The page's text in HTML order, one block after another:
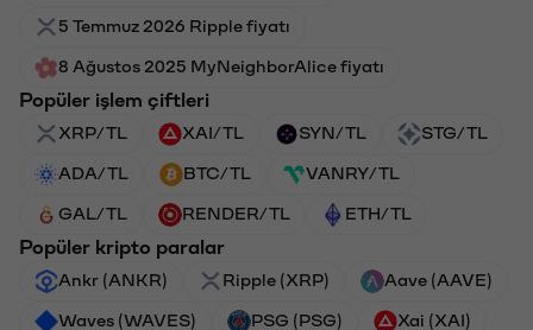
5 Temmuz 2026 Ripple fiyatı
8 Ağustos 2025 MyNeighborAlice fiyatı
Popüler işlem çiftleri
XRP/TL XAI/TL SYN/TL STG/TL
ADA/TL BTC/TL VANRY/TL
GAL/TL RENDER/TL ETH/TL
Popüler kripto paralar
Ankr (ANKR) Ripple (XRP) Aave (AAVE)
Waves (WAVES) PSG (PSG) Xai (XAI)